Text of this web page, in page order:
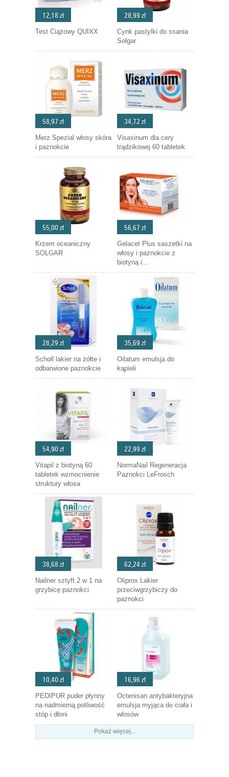
12,18 zł
Test Ciążowy QUIXX
28,99 zł
Cynk pastylki do ssania
Solgar
58,97 zł
Merz Spezial włosy skóra
i paznokcie
34,72 zł
Visaxinum dla cery
trądzikowej 60 tabletek
55,00 zł
Krzem oceaniczny
SOLGAR
56,67 zł
Gelacet Plus saszetki na
włosy i paznokcie z
biotyną i...
28,29 zł
Scholl lakier na żółte i
odbarwione paznokcie
35,69 zł
Oilatum emulsja do
kąpieli
54,90 zł
Vitapil z biotyną 60
tabletek wzmocnienie
struktury włosa
22,99 zł
NormaNail Regeneracja
Paznokci LeFrosch
38,68 zł
Nailner sztyft 2 w 1 na
grzybicę paznokci
62,24 zł
Oliprox Lakier
przeciwgrzybiczy do
paznokci
10,40 zł
PEDIPUR puder płynny
na nadmierną potliwość
stóp i dłoni
16,96 zł
Octenisan antybakteryjna
emulsja myjąca do ciała i
włosów
Pokaż więcej...